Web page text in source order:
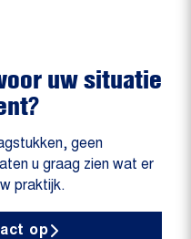
uw situatie
geen
u graag zien wat er
praktijk.
op